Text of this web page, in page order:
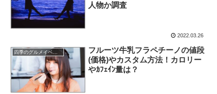
人物か調査
2022.03.26
四季のグルメイベント
フルーツ牛乳フラペチーノの値段
(価格)やカスタム方法！カロリー
やｶﾌｪｲﾝ量は？